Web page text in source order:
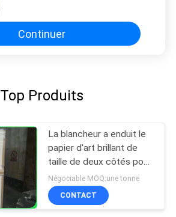
Continuer
Top Produits
La blancheur a enduit le
papier d'art brillant de
taille de deux côtés pour
imprimer 150g à 300g
Négociable MOQ:une tonne
CONTACT